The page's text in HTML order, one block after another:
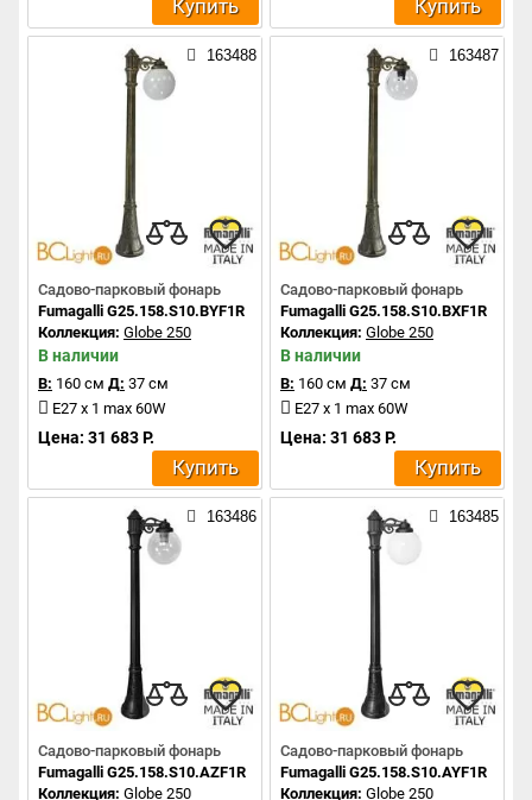
Купить Купить
163488
Садово-парковый фонарь
Fumagalli G25.158.S10.BYF1R
Коллекция: Globe 250
В наличии
В: 160 см Д: 37 см
E27 x 1 max 60W
Цена: 31 683 Р.
Купить
163487
Садово-парковый фонарь
Fumagalli G25.158.S10.BXF1R
Коллекция: Globe 250
В наличии
В: 160 см Д: 37 см
E27 x 1 max 60W
Цена: 31 683 Р.
Купить
163486
Садово-парковый фонарь
Fumagalli G25.158.S10.AZF1R
Коллекция: Globe 250
163485
Садово-парковый фонарь
Fumagalli G25.158.S10.AYF1R
Коллекция: Globe 250